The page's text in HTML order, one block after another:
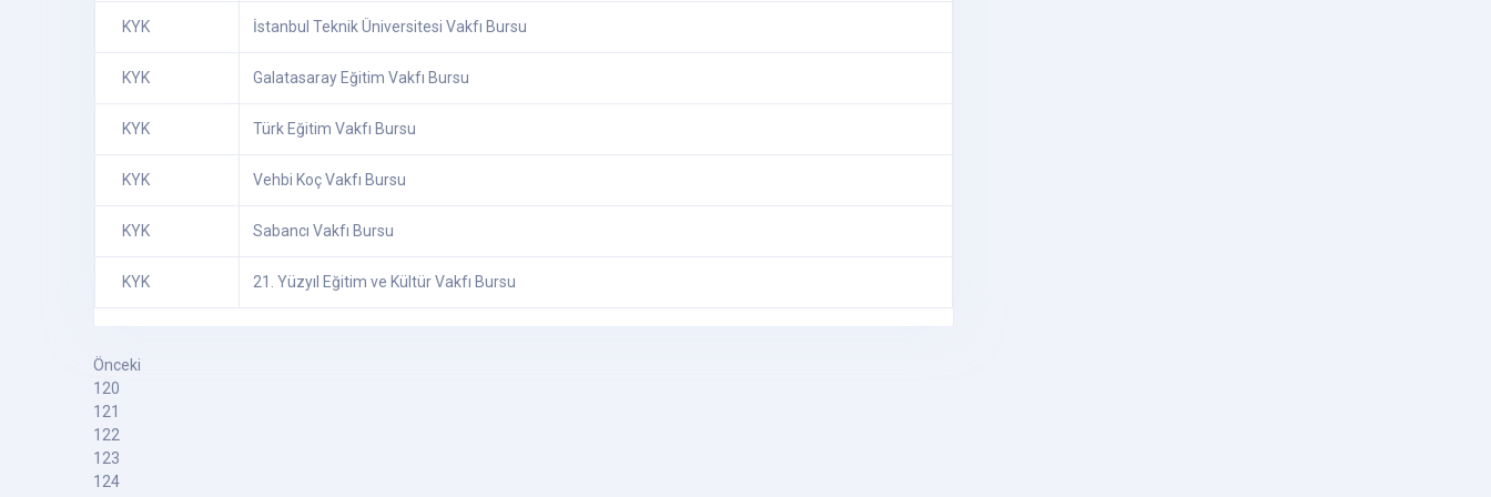
KYK İstanbul Teknik Üniversitesi Vakfı Bursu
KYK Galatasaray Eğitim Vakfı Bursu
KYK Türk Eğitim Vakfı Bursu
KYK Vehbi Koç Vakfı Bursu
KYK Sabancı Vakfı Bursu
KYK 21. Yüzyıl Eğitim ve Kültür Vakfı Bursu
Önceki
120
121
122
123
124